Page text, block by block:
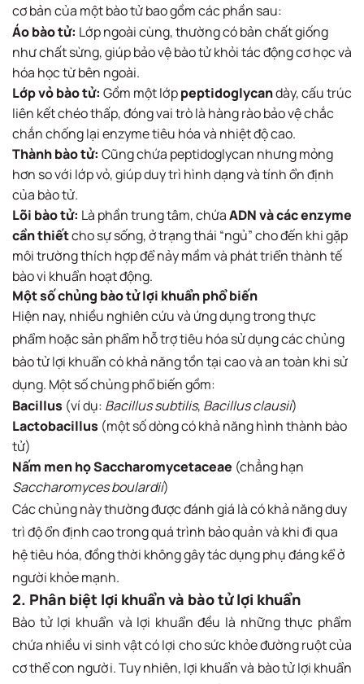
cơ bản của một bào tử bao gồm các phần sau:
Áo bào tử: Lớp ngoài cùng, thường có bản chất giống
như chất sừng, giúp bảo vệ bào tử khỏi tác động cơ học và
hóa học từ bên ngoài.
Lớp vỏ bào tử: Gồm một lớppeptidoglycandày, cấu trúc
liên kết chéo thấp, đóng vai trò là hàng rào bảo vệ chắc
chắn chống lại enzyme tiêu hóa và nhiệt độ cao.
Thành bào tử: Cũng chứa peptidoglycan nhưng mỏng
hơn so với lớp vỏ, giúp duy trì hình dạng và tính ổn định
của bào tử.
Lõi bào tử: Là phần trung tâm, chứaADN và các enzyme
cần thiếtcho sự sống, ở trạng thái “ngủ” cho đến khi gặp
môi trường thích hợp để nảy mầm và phát triển thành tế
bào vi khuẩn hoạt động.
Một số chủng bào tử lợi khuẩn phổ biến
Hiện nay, nhiều nghiên cứu và ứng dụng trong thực
phẩm hoặc sản phẩm hỗ trợ tiêu hóa sử dụng các chủng
bào tử lợi khuẩn có khả năng tồn tại cao và an toàn khi sử
dụng. Một số chủng phổ biến gồm:
Bacillus (ví dụ: Bacillus subtilis, Bacillus clausii)
Lactobacillus (một số dòng có khả năng hình thành bào
tử)
Nấm men họ Saccharomycetaceae (chẳng hạn
Saccharomyces boulardii)
Các chủng này thường được đánh giá là có khả năng duy
trì độ ổn định cao trong quá trình bảo quản và khi đi qua
hệ tiêu hóa, đồng thời không gây tác dụng phụ đáng kể ở
người khỏe mạnh.
2. Phân biệt lợi khuẩn và bào tử lợi khuẩn
Bào tử lợi khuẩn và lợi khuẩn đều là những thực phẩm
chứa nhiều vi sinh vật có lợi cho sức khỏe đường ruột của
cơ thể con người. Tuy nhiên, lợi khuẩn và bào tử lợi khuẩn